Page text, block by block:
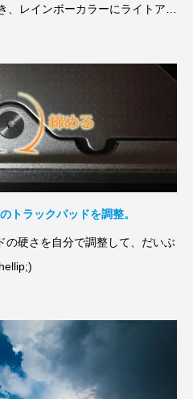
レインボーカラーにライトアッ
トラックパッドを調整。
の硬さを自分で調整して、だいぶ